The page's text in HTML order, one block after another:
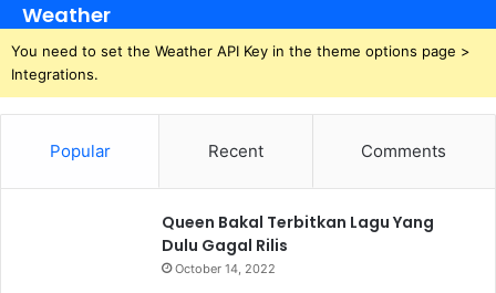
Weather
You need to set the Weather API Key in the theme options page >
Integrations.
Popular Recent Comments
Queen Bakal Terbitkan Lagu Yang
Dulu Gagal Rilis
October 14, 2022